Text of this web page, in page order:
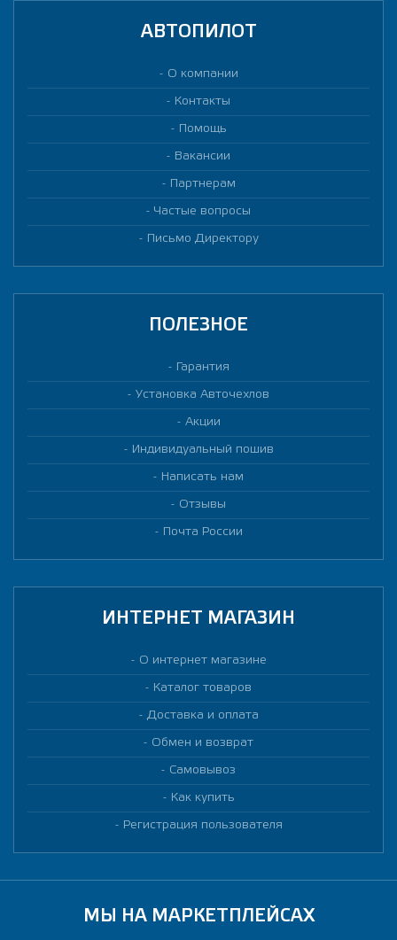
АВТОПИЛОТ
О компании
Контакты
Помощь
Вакансии
Партнерам
Частые вопросы
Письмо Директору
ПОЛЕЗНОЕ
Гарантия
Установка Авточехлов
Акции
Индивидуальный пошив
Написать нам
Отзывы
Почта России
ИНТЕРНЕТ МАГАЗИН
О интернет магазине
Каталог товаров
Доставка и оплата
Обмен и возврат
Самовывоз
Как купить
Регистрация пользователя
МЫ НА МАРКЕТПЛЕЙСАХ